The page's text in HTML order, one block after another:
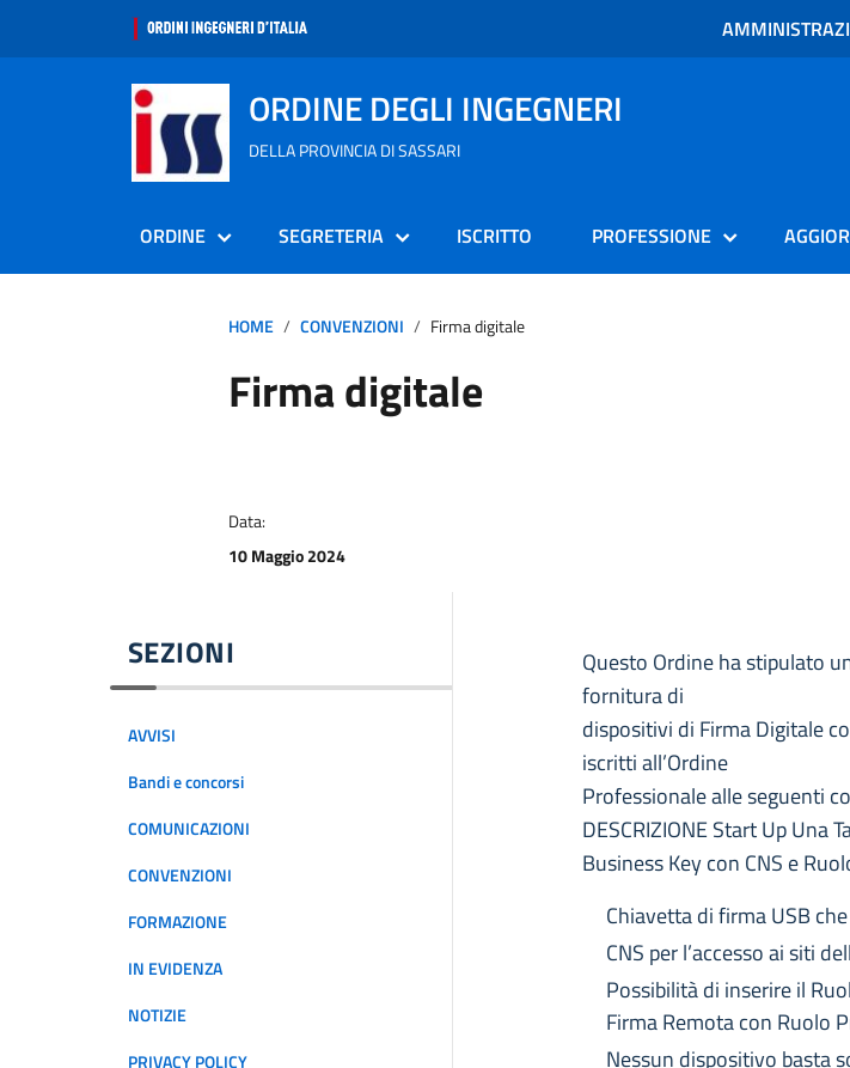
ORDINE DEGLI INGEGNERI
DELLA PROVINCIA DI SASSARI
ORDINE SEGRETERIA ISCRITTO PROFESSIONE
HOME CONVENZIONI Firma digitale
Firma digitale
Data:
10 Maggio 2024
SEZIONI
AVVISI
Bandi e concorsi
COMUNICAZIONI
CONVENZIONI
FORMAZIONE
IN EVIDENZA
NOTIZIE
PRIVACY POLICY
Questo Ordine ha stipulato
fornitura di
dispositivi di Firma Digitale
iscritti all’Ordine
Professionale alle seguenti
DESCRIZIONE Start Up Una
Business Key con CNS e
Chiavetta di firma USB
CNS per l’accesso ai siti
Possibilità di inserire il
Firma Remota con Ruolo
Nessun dispositivo basta